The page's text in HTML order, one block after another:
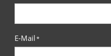
E-Mail*